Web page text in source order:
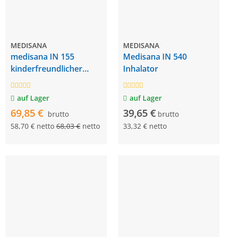
MEDISANA
medisana IN 155
kinderfreundlicher
Inhalator, mit
Nasendusche
auf Lager
69,85 € brutto
58,70 € netto 68,03 € netto
MEDISANA
Medisana IN 540
Inhalator
auf Lager
39,65 € brutto
33,32 € netto